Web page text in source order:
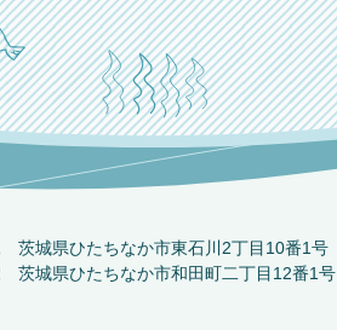
城県ひたちなか市東石川2丁目10番1号
城県ひたちなか市和田町二丁目12番1号